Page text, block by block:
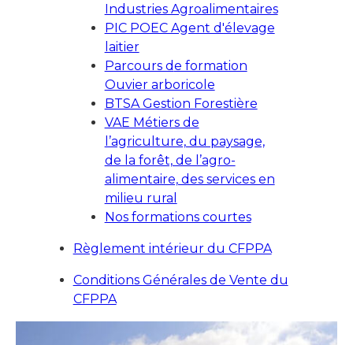
Industries Agroalimentaires
PIC POEC Agent d'élevage
laitier
Parcours de formation
Ouvier arboricole
BTSA Gestion Forestière
VAE Métiers de
l’agriculture, du paysage,
de la forêt, de l’agro-
alimentaire, des services en
milieu rural
Nos formations courtes
Règlement intérieur du CFPPA
Conditions Générales de Vente du
CFPPA